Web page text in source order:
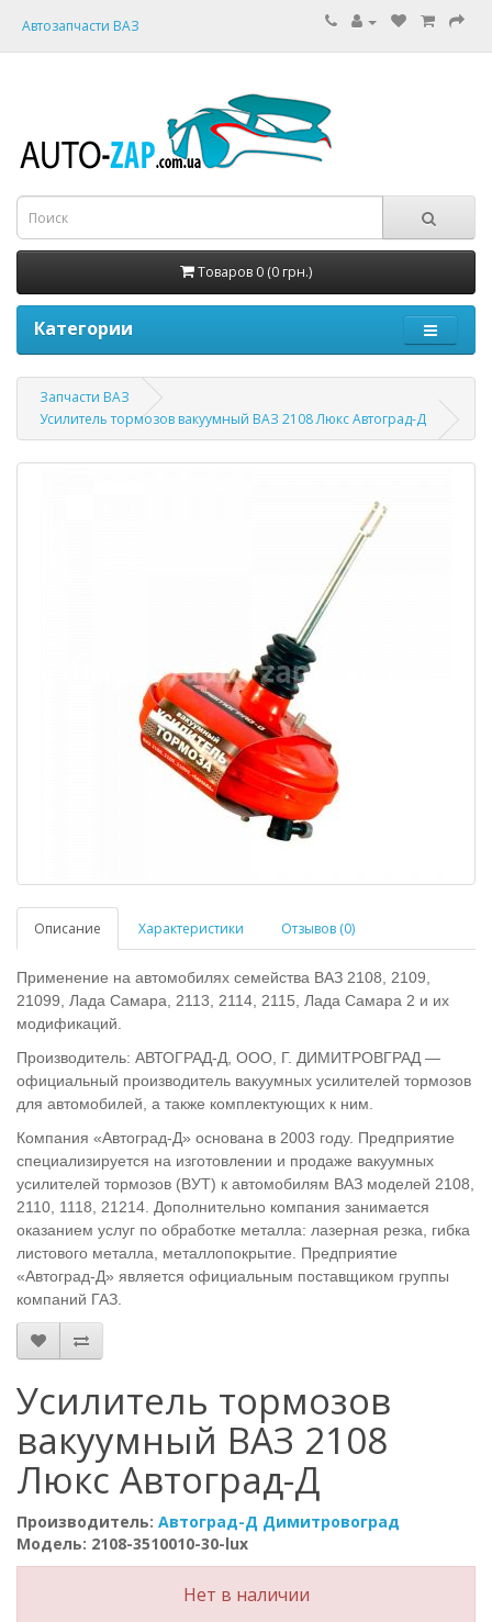
Автозапчасти ВАЗ
Товаров 0 (0 грн.)
Категории
Запчасти ВАЗ
Усилитель тормозов вакуумный ВАЗ 2108 Люкс Автоград-Д
Описание Характеристики Отзывов (0)
Применение на автомобилях семейства ВАЗ 2108, 2109,
21099, Лада Самара, 2113, 2114, 2115, Лада Самара 2 и их
модификаций.
Производитель: АВТОГРАД-Д, ООО, Г. ДИМИТРОВГРАД —
официальный производитель вакуумных усилителей тормозов
для автомобилей, а также комплектующих к ним.
Компания «Автоград-Д» основана в 2003 году. Предприятие
специализируется на изготовлении и продаже вакуумных
усилителей тормозов (ВУТ) к автомобилям ВАЗ моделей 2108,
2110, 1118, 21214. Дополнительно компания занимается
оказанием услуг по обработке металла: лазерная резка, гибка
листового металла, металлопокрытие. Предприятие
«Автоград-Д» является официальным поставщиком группы
компаний ГАЗ.
Усилитель тормозов
вакуумный ВАЗ 2108
Люкс Автоград-Д
Производитель: Автоград-Д Димитровоград
Модель: 2108-3510010-30-lux
Нет в наличии